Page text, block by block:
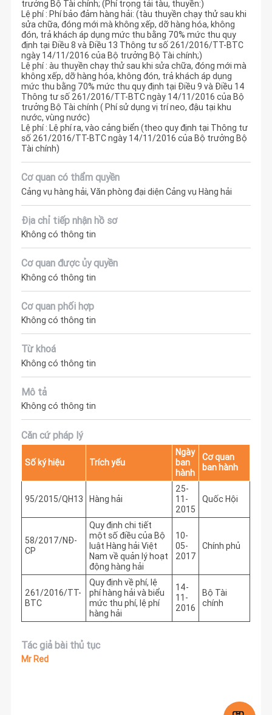
trưởng Bộ Tài chính; (Phí trọng tải tàu, thuyền:)
Lệ phí : Phí bảo đảm hàng hải: (tàu thuyền chạy thử sau khi
sửa chữa, đóng mới mà không xếp, dỡ hàng hóa, không
đón, trả khách áp dụng mức thu bằng 70% mức thu quy
định tại Điều 8 và Điều 13 Thông tư số 261/2016/TT-BTC
ngày 14/11/2016 của Bộ trưởng Bộ Tài chính;)
Lệ phí : àu thuyền chạy thử sau khi sửa chữa, đóng mới mà
không xếp, dỡ hàng hóa, không đón, trả khách áp dụng
mức thu bằng 70% mức thu quy định tại Điều 9 và Điều 14
Thông tư số 261/2016/TT-BTC ngày 14/11/2016 của Bộ
trưởng Bộ Tài chính ( Phí sử dụng vị trí neo, đậu tại khu
nước, vùng nước)
Lệ phí : Lệ phí ra, vào cảng biển (theo quy định tại Thông tư
số 261/2016/TT-BTC ngày 14/11/2016 của Bộ trưởng Bộ
Tài chính)
Cơ quan có thẩm quyền
Cảng vụ hàng hải, Văn phòng đại diện Cảng vụ Hàng hải
Địa chỉ tiếp nhận hồ sơ
Không có thông tin
Cơ quan được ủy quyền
Không có thông tin
Cơ quan phối hợp
Không có thông tin
Từ khoá
Không có thông tin
Mô tả
Không có thông tin
Căn cứ pháp lý
Số ký hiệu Trích yếu
Ngày
ban
hành
Cơ quan
ban hành
95/2015/QH13 Hàng hải
25-
11-
2015
Quốc Hội
58/2017/NĐ-
CP
Quy định chi tiết
một số điều của Bộ
luật Hàng hải Việt
Nam về quản lý hoạt
động hàng hải
10-
05-
2017
Chính phủ
261/2016/TT-
BTC
Quy định về phí, lệ
phí hàng hải và biểu
mức thu phí, lệ phí
hàng hải
14-
11-
2016
Bộ Tài
chính
Tác giả bài thủ tục
Mr Red